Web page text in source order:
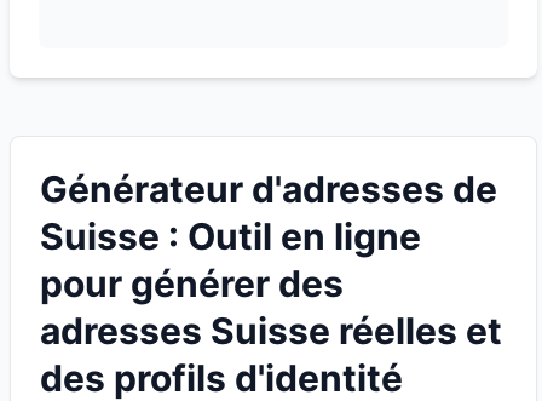
Générateur d'adresses de
Suisse : Outil en ligne
pour générer des
adresses Suisse réelles et
des profils d'identité